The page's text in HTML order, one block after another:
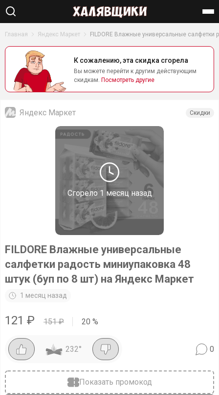
Найти
Главная Яндекс Маркет FILDORE Влажные универсальные салфетки
К сожалению, эта скидка сгорела
Вы можете перейти к другим действующим
скидкам. Посмотреть другие
Сгорело1 месяц назад
Яндекс Маркет Скидки
FILDORE Влажные универсальные
салфетки радость миниупаковка 48
штук (6уп по 8 шт) на Яндекс Маркет
1 месяц назад
121 ₽ 151₽ 20 %
232° 0
Показать промокод